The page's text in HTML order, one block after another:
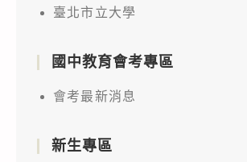
臺北市立大學
國中教育會考專區
會考最新消息
新生專區